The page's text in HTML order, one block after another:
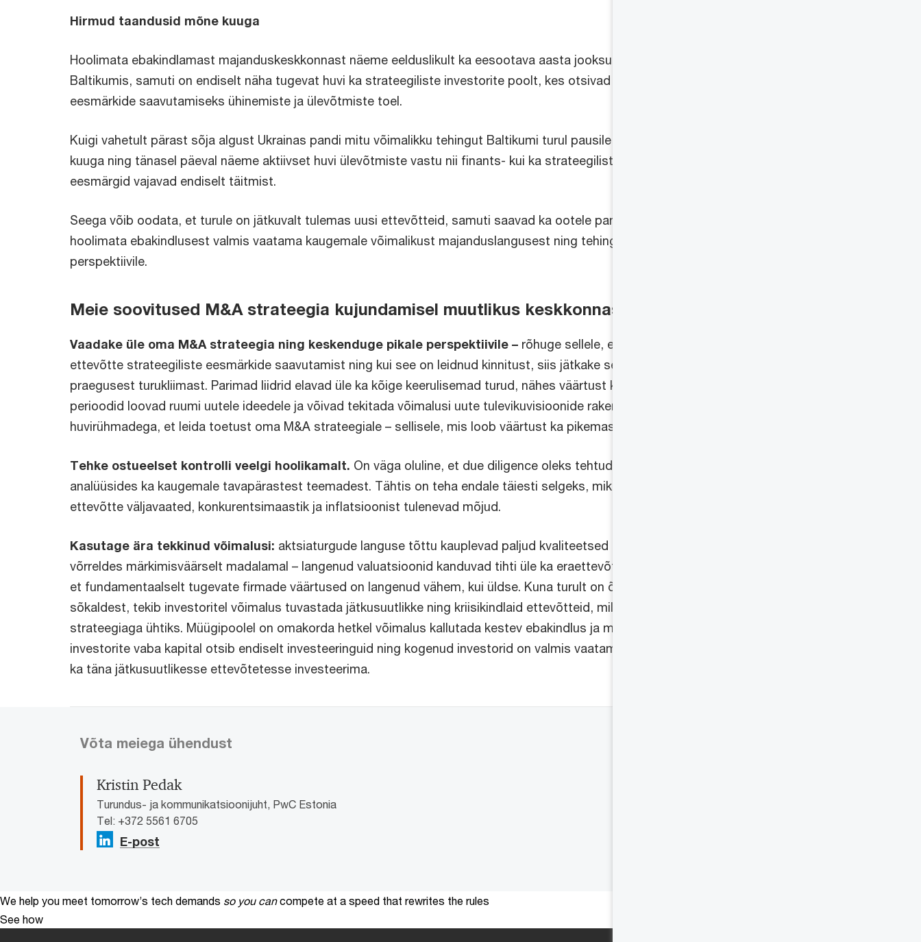
Hirmud taandusid mõne kuuga
Hoolimata ebakindlamast majanduskeskkonnast näeme eelduslikult ka eesootava aasta jooksul fondide investeeringuid Eestis ja
Baltikumis, samuti on endiselt näha tugevat huvi ka strateegiliste investorite poolt, kes otsivad võimalusi pikaajaliste strateegiliste
eesmärkide saavutamiseks ühinemiste ja ülevõtmiste toel.
Kuigi vahetult pärast sõja algust Ukrainas pandi mitu võimalikku tehingut Baltikumi turul pausile, siis suuremad hirmud taandusid mõne
kuuga ning tänasel päeval näeme aktiivset huvi ülevõtmiste vastu nii finants- kui ka strateegiliste investorite poolt, kelle strateegilised
eesmärgid vajavad endiselt täitmist.
Seega võib oodata, et turule on jätkuvalt tulemas uusi ettevõtteid, samuti saavad ka ootele pandud tehingud jätku, kuna investorid on
hoolimata ebakindlusest valmis vaatama kaugemale võimalikust majanduslangusest ning tehingute puhul keskendutakse pikaajalisele
perspektiivile.
Meie soovitused M&A strateegia kujundamisel muutlikus keskkonnas
Vaadake üle oma M&A strateegia ning keskenduge pikale perspektiivile – rõhuge sellele, et M&A tehingute strateegia toetaks
ettevõtte strateegiliste eesmärkide saavutamist ning kui see on leidnud kinnitust, siis jätkake sellesuunaliste tegevustega sõltumata
praegusest turukliimast. Parimad liidrid elavad üle ka kõige keerulisemad turud, nähes väärtust ka silmapiirist kaugemal. Kiirete muutuste
perioodid loovad ruumi uutele ideedele ja võivad tekitada võimalusi uute tulevikuvisioonide rakendamiseks. Suhelge aktiivselt
huvirühmadega, et leida toetust oma M&A strateegiale – sellisele, mis loob väärtust ka pikemas perspektiivis.
Tehke ostueelset kontrolli veelgi hoolikamalt. On väga oluline, et due diligence oleks tehtud äärmise põhjalikkusega – minnes
analüüsides ka kaugemale tavapärastest teemadest. Tähtis on teha endale täiesti selgeks, miks peaks investeeringu tegema, millised on
ettevõtte väljavaated, konkurentsimaastik ja inflatsioonist tulenevad mõjud.
Kasutage ära tekkinud võimalusi: aktsiaturgude languse tõttu kauplevad paljud kvaliteetsed ettevõtted hiljutiste hinnatippudega
võrreldes märkimisväärselt madalamal – langenud valuatsioonid kanduvad tihti üle ka eraettevõtele ning idusektorisse. Samas on selge,
et fundamentaalselt tugevate firmade väärtused on langenud vähem, kui üldse. Kuna turult on õhku välja lastud ning terad eraldatud
sõkaldest, tekib investoritel võimalus tuvastada jätkusuutlikke ning kriisikindlaid ettevõtteid, mille omandamine nende pikaajalise
strateegiaga ühtiks. Müügipoolel on omakorda hetkel võimalus kallutada kestev ebakindlus ja madalam pakkumus turul enda kasuks –
investorite vaba kapital otsib endiselt investeeringuid ning kogenud investorid on valmis vaatama keerulistest aegadest kaugemale ning
ka täna jätkusuutlikesse ettevõtetesse investeerima.
Võta meiega ühendust
Kristin Pedak
Turundus- ja kommunikatsioonijuht, PwC Estonia
Tel: +372 5561 6705
E-post
We help you meet tomorrow’s tech demands so you can compete at a speed that rewrites the rules
See how